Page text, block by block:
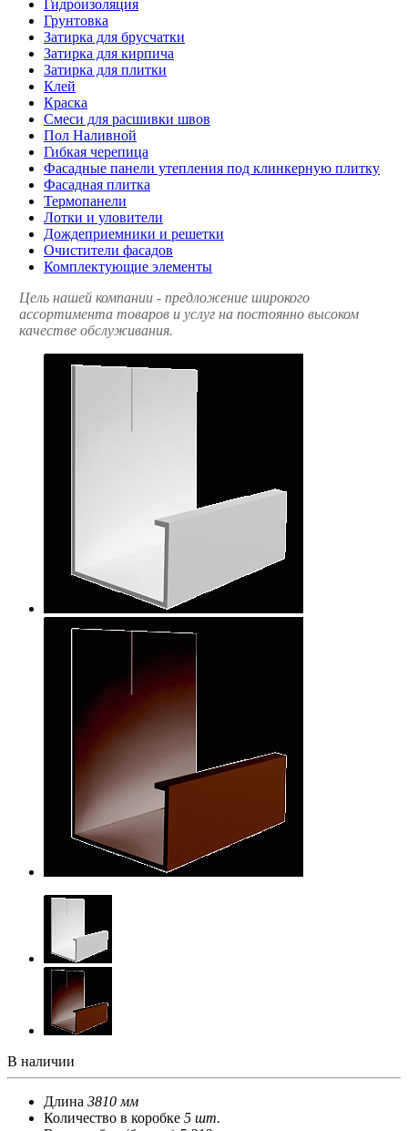
Гидроизоляция
Грунтовка
Затирка для брусчатки
Затирка для кирпича
Затирка для плитки
Клей
Краска
Смеси для расшивки швов
Пол Наливной
Гибкая черепица
Фасадные панели утепления под клинкерную плитку
Фасадная плитка
Термопанели
Лотки и уловители
Дождеприемники и решетки
Очистители фасадов
Комплектующие элементы
Цель нашей компании - предложение широкого
ассортимента товаров и услуг на постоянно высоком
качестве обслуживания.
В наличии
Длина 3810 мм
Количество в коробке 5 шт.